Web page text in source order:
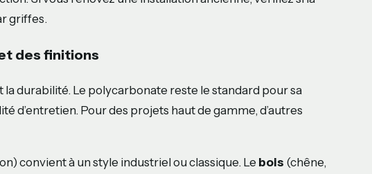
griffes.
des finitions
durabilité. Le polycarbonate reste le standard pour sa
d’entretien. Pour des projets haut de gamme, d’autres
convient à un style industriel ou classique. Le bois (chêne,